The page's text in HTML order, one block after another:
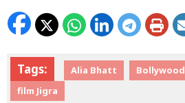
Tags: Alia Bhatt Bollywood
film Jigra